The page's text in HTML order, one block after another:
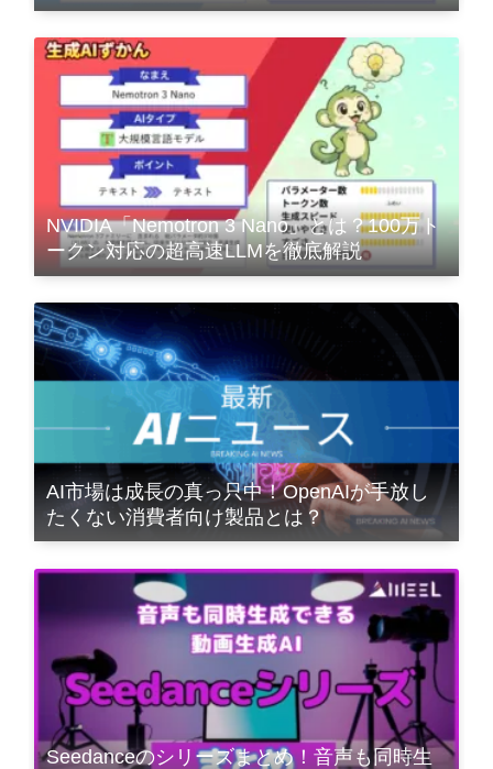
NVIDIA「Nemotron 3 Nano」とは？100万ト
ークン対応の超高速LLMを徹底解説
AI市場は成長の真っ只中！OpenAIが手放し
たくない消費者向け製品とは？
Seedanceのシリーズまとめ！音声も同時生